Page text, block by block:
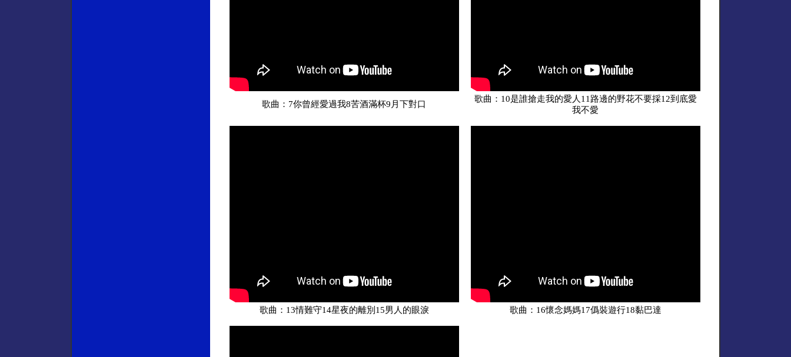
歌曲：7你曾經愛過我8苦酒滿杯9月下對口
歌曲：10是誰搶走我的愛人11路邊的野花不要採12到底愛
我不愛
歌曲：13情難守14星夜的離別15男人的眼淚 歌曲：16懷念媽媽17僞裝遊行18黏巴達